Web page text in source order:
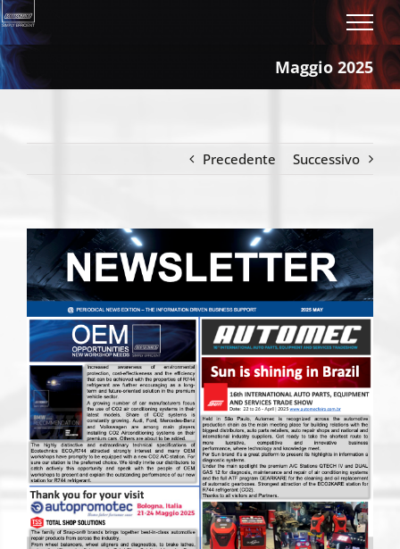
Salta
al
contenuto
Maggio 2025
Precedente Successivo
Ingrandisci
immagine